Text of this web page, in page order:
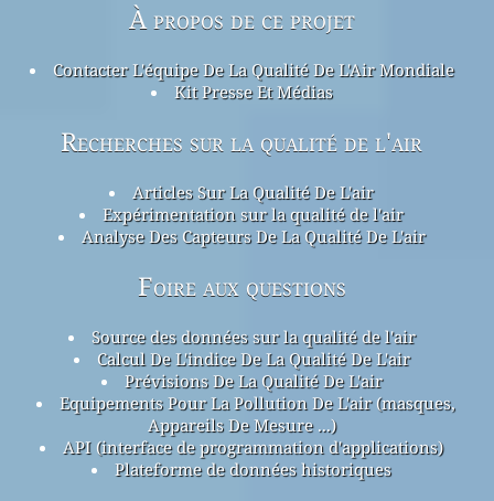
À propos de ce projet
Contacter L'équipe De La Qualité De L'Air Mondiale
Kit Presse Et Médias
Recherches sur la qualité de l'air
Articles Sur La Qualité De L'air
Expérimentation sur la qualité de l'air
Analyse Des Capteurs De La Qualité De L'air
Foire aux questions
Source des données sur la qualité de l'air
Calcul De L'indice De La Qualité De L'air
Prévisions De La Qualité De L'air
Equipements Pour La Pollution De L'air (masques,
Appareils De Mesure ...)
API (interface de programmation d'applications)
Plateforme de données historiques